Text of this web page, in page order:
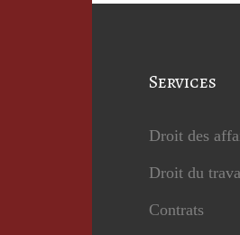
Services
Droit des
Droit du
Contrats